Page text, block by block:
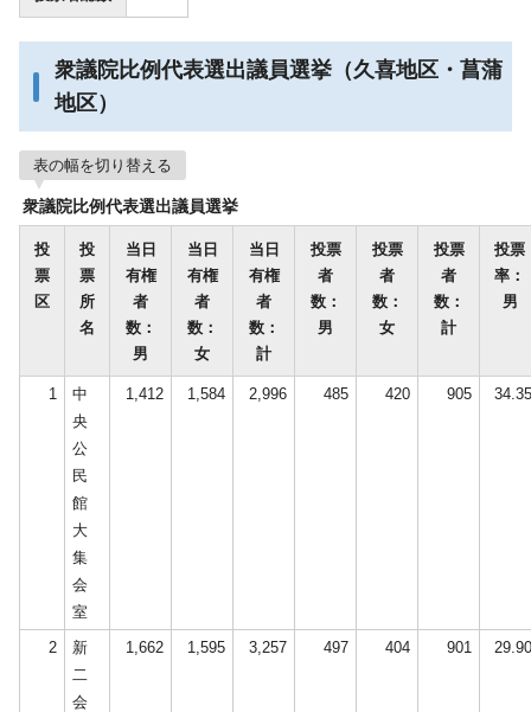
衆議院比例代表選出議員選挙（久喜地区・菖蒲
地区）
表の幅を切り替える
衆議院比例代表選出議員選挙
投
票
区
投
票
所
名
当日
有権
者
数：
男
当日
有権
者
数：
女
当日
有権
者
数：
計
投票
者
数：
男
投票
者
数：
女
投票
者
数：
計
投票
率：
男
1
中
央
公
民
館
大
集
会
室
1,412 1,584 2,996 485 420 905 34.35
2
新
二
会
1,662 1,595 3,257 497 404 901 29.90